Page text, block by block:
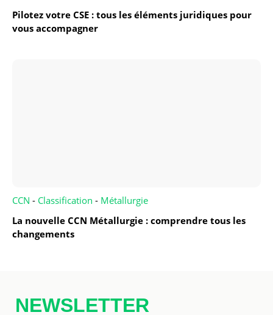
Pilotez votre CSE : tous les éléments juridiques pour
vous accompagner
CCN - Classification - Métallurgie
La nouvelle CCN Métallurgie : comprendre tous les
changements
NEWSLETTER